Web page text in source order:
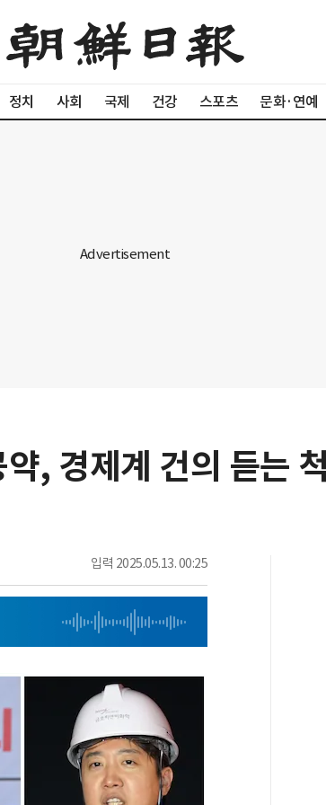
정치 사회 국제 건강 스포츠 문화·연예
, 경제계 건의 듣는
입력 2025.05.13. 00:25